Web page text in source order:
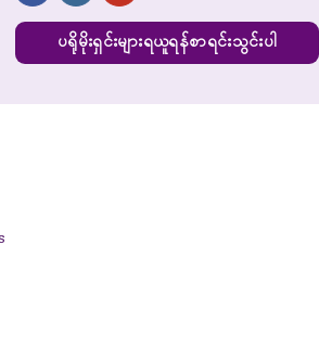
ပရိုမိုးရှင်းများရယူရန်စာရင်းသွင်းပါ